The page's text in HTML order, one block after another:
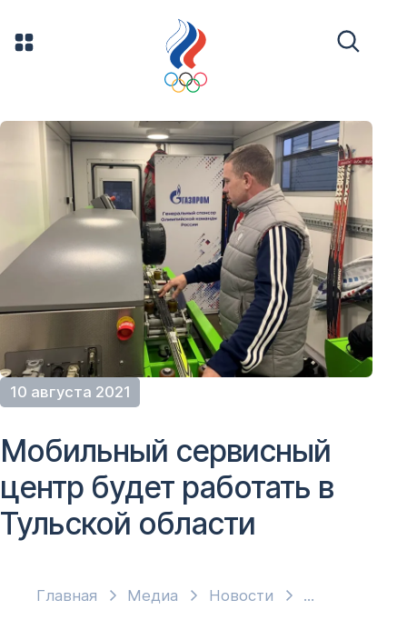
10 августа 2021
Главная Медиа Новости
Мобильный сервисный
центр будет работать в
Тульской области